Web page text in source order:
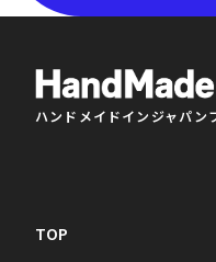
ハンドメイドインジャパン
TOP